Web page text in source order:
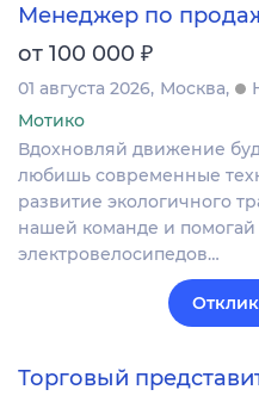
Менеджер по
от 100 000 ₽
01 августа 2026 Москва
Мотико
Вдохновляй движение
любишь современные
развитие экологичного
нашей команде и помогай
электровелосипедов…
Торговый